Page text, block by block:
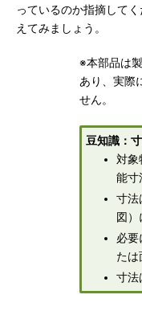
っているのか指摘して
えてみましょう。
※本部品は
あり、実際
せん。
豆知識：
対象
能寸
寸法
図）
必要
たは
寸法